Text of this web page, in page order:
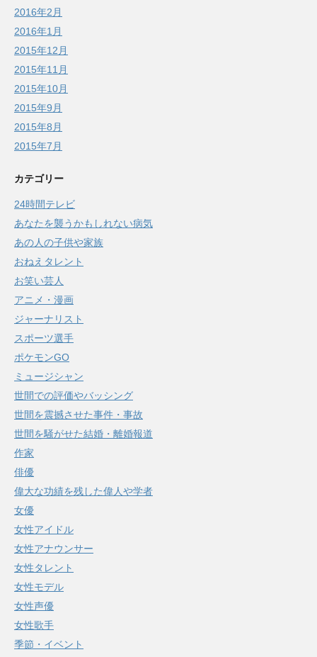
2016年2月
2016年1月
2015年12月
2015年11月
2015年10月
2015年9月
2015年8月
2015年7月
カテゴリー
24時間テレビ
あなたを襲うかもしれない病気
あの人の子供や家族
おねえタレント
お笑い芸人
アニメ・漫画
ジャーナリスト
スポーツ選手
ポケモンGO
ミュージシャン
世間での評価やバッシング
世間を震撼させた事件・事故
世間を騒がせた結婚・離婚報道
作家
俳優
偉大な功績を残した偉人や学者
女優
女性アイドル
女性アナウンサー
女性タレント
女性モデル
女性声優
女性歌手
季節・イベント